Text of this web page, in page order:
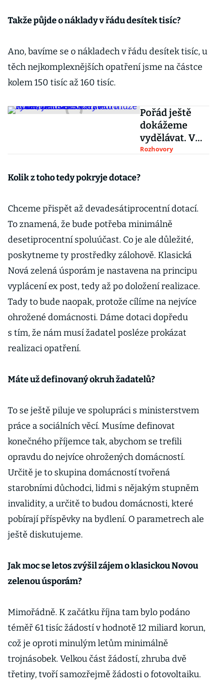
Takže půjde o náklady v řádu desítek tisíc?
Ano, bavíme se o nákladech v řádu desítek tisíc, u
těch nejkomplexnějších opatření jsme na částce
kolem 150 tisíc až 160 tisíc.
Pořád ještě
dokážeme
vydělávat. V
recesi se to
říká šéf Škody
Rozhovory
Kolik z toho tedy pokryje dotace?
Chceme přispět až devadesátiprocentní dotací.
To znamená, že bude potřeba minimálně
desetiprocentní spoluúčast. Co je ale důležité,
poskytneme ty prostředky zálohově. Klasická
Nová zelená úsporám je nastavena na principu
vyplácení ex post, tedy až po doložení realizace.
Tady to bude naopak, protože cílíme na nejvíce
ohrožené domácnosti. Dáme dotaci dopředu
s tím, že nám musí žadatel posléze prokázat
realizaci opatření.
Máte už definovaný okruh žadatelů?
To se ještě piluje ve spolupráci s ministerstvem
práce a sociálních věcí. Musíme definovat
konečného příjemce tak, abychom se trefili
opravdu do nejvíce ohrožených domácností.
Určitě je to skupina domácností tvořená
starobními důchodci, lidmi s nějakým stupněm
invalidity, a určitě to budou domácnosti, které
pobírají příspěvky na bydlení. O parametrech ale
ještě diskutujeme.
Jak moc se letos zvýšil zájem o klasickou Novou
zelenou úsporám?
Mimořádně. K začátku října tam bylo podáno
téměř 61 tisíc žádostí v hodnotě 12 miliard korun,
což je oproti minulým letům minimálně
trojnásobek. Velkou část žádostí, zhruba dvě
třetiny, tvoří samozřejmě žádosti o fotovoltaiku.